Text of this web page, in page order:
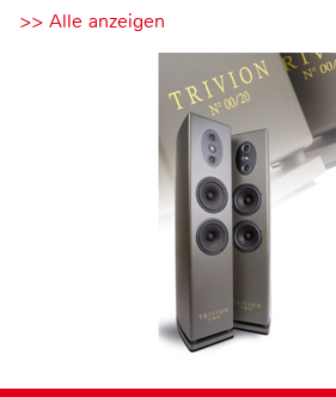
>> Alle anzeigen